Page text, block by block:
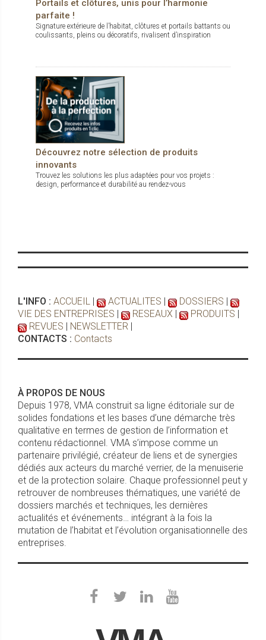
Portails et clôtures, unis pour l’harmonie
parfaite !
Signature extérieure de l’habitat, clôtures et portails battants ou
coulissants, pleins ou décoratifs, rivalisent d’inspiration
Découvrez notre sélection de produits
innovants
Trouvez les solutions les plus adaptées pour vos projets :
design, performance et durabilité au rendez-vous
L'INFO : ACCUEIL | ACTUALITES | DOSSIERS |
VIE DES ENTREPRISES | RESEAUX | PRODUITS |
REVUES | NEWSLETTER |
CONTACTS : Contacts
À PROPOS DE NOUS
Depuis 1978, VMA construit sa ligne éditoriale sur de
solides fondations et les bases d’une démarche très
qualitative en termes de gestion de l’information et
contenu rédactionnel. VMA s’impose comme un
partenaire privilégié, créateur de liens et de synergies
dédiés aux acteurs du marché verrier, de la menuiserie
et de la protection solaire. Chaque professionnel peut y
retrouver de nombreuses thématiques, une variété de
dossiers marchés et techniques, les dernières
actualités et événements… intégrant à la fois la
mutation de l’habitat et l’évolution organisationnelle des
entreprises.